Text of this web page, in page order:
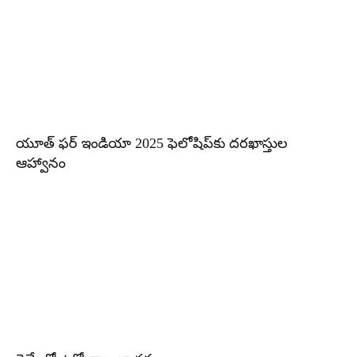
యూత్‌ ఫర్‌ ఇండియా 2025 ఫెలోషిప్‌కు దరఖాస్తుల
ఆహ్వానం